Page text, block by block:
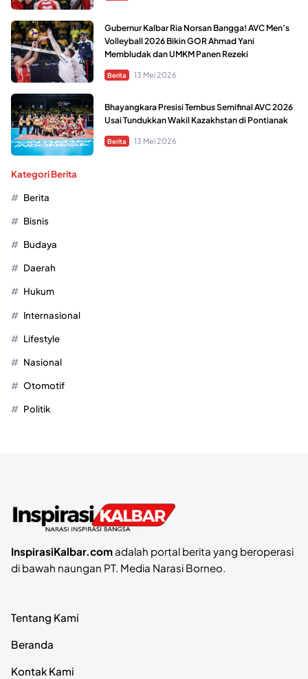
Gubernur Kalbar Ria Norsan Bangga! AVC Men’s
Volleyball 2026 Bikin GOR Ahmad Yani
Membludak dan UMKM Panen Rezeki
Berita 13 Mei 2026
Bhayangkara Presisi Tembus Semifinal AVC 2026
Usai Tundukkan Wakil Kazakhstan di Pontianak
Berita 13 Mei 2026
Kategori Berita
Berita
Bisnis
Budaya
Daerah
Hukum
Internasional
Lifestyle
Nasional
Otomotif
Politik
InspirasiKalbar.comadalah portal berita yang beroperasi
di bawah naungan PT. Media Narasi Borneo.
Tentang Kami
Beranda
Kontak Kami